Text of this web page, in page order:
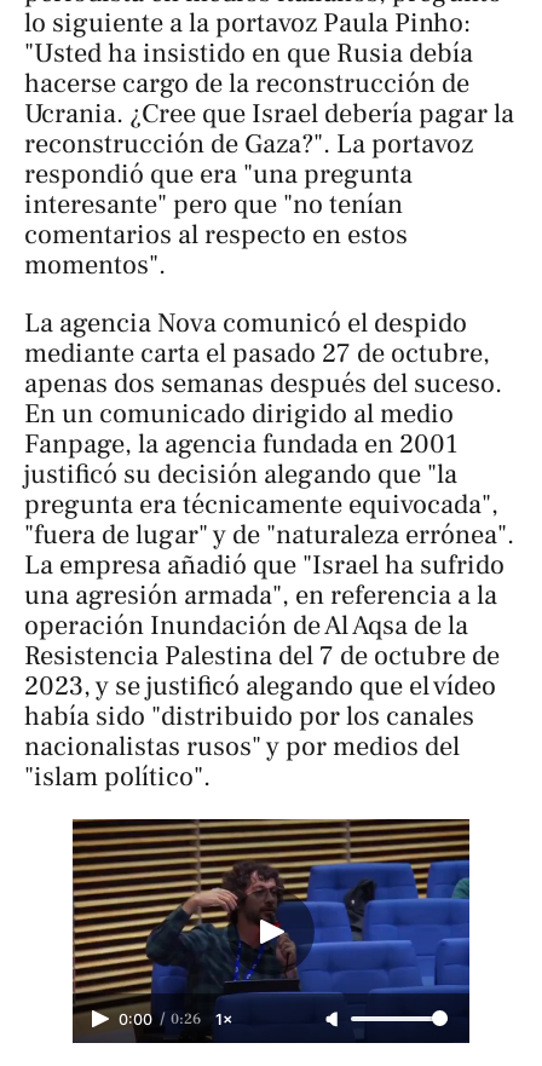
lo siguiente a la portavoz Paula Pinho:
"Usted ha insistido en que Rusia debía
hacerse cargo de la reconstrucción de
Ucrania. ¿Cree que Israel debería pagar la
reconstrucción de Gaza?". La portavoz
respondió que era "una pregunta
interesante" pero que "no tenían
comentarios al respecto en estos
momentos".
La agencia Nova comunicó el despido
mediante carta el pasado 27 de octubre,
apenas dos semanas después del suceso.
En un comunicado dirigido al medio
Fanpage, la agencia fundada en 2001
justificó su decisión alegando que "la
pregunta era técnicamente equivocada",
"fuera de lugar" y de "naturaleza errónea".
La empresa añadió que "Israel ha sufrido
una agresión armada", en referencia a la
operación Inundación de Al Aqsa de la
Resistencia Palestina del 7 de octubre de
2023, y se justificó alegando que el vídeo
había sido "distribuido por los canales
nacionalistas rusos" y por medios del
"islam político".
0:00 / 0:26 1×